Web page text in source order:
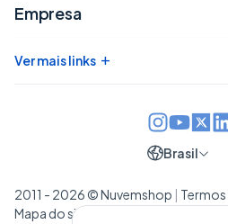
Empresa
Ver mais links +
2011 - 2026 © Nuvemshop | Termos
Mapa do site
Brasil